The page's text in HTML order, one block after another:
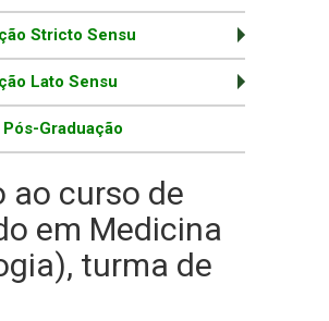
Stricto Sensu
Lato Sensu
Graduação
ao curso de
em Medicina
turma de